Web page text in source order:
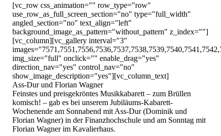
[vc_row css_animation="" row_type="row"
use_row_as_full_screen_section="no" type="full_width"
angled_section="no" text_align="left"
background_image_as_pattern="without_pattern" z_index=""]
[vc_column][vc_gallery interval="3"
img_size="full" onclick="" enable_drag="yes"
direction_nav="yes" control_nav="no"
show_image_description="yes"][vc_column_text]
Ass-Dur und Florian Wagner
Feinstes und preisgekröntes Musikkabarett – zum Brüllen
komisch! – gab es bei unserem Jubiläums-Kabarett-
Wochenende am Sonnabend mit Ass-Dur (Dominik und
Florian Wagner) in der Finanzhochschule und am Sonntag mit
Florian Wagner im Kavalierhaus.